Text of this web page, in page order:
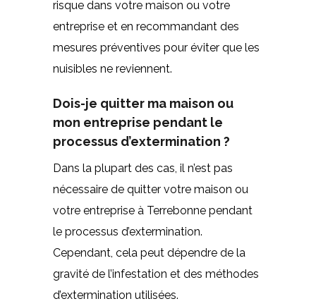
risque dans votre maison ou votre
entreprise et en recommandant des
mesures préventives pour éviter que les
nuisibles ne reviennent.
Dois-je quitter ma maison ou
mon entreprise pendant le
processus d’extermination ?
Dans la plupart des cas, il n’est pas
nécessaire de quitter votre maison ou
votre entreprise à Terrebonne pendant
le processus d’extermination.
Cependant, cela peut dépendre de la
gravité de l’infestation et des méthodes
d’extermination utilisées.